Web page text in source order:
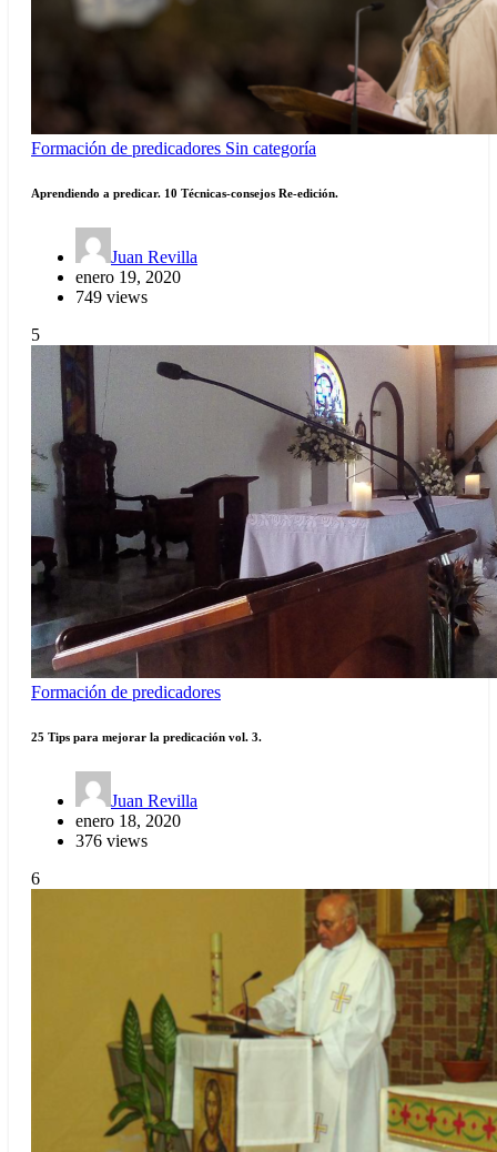
Formación de predicadores Sin categoría
Aprendiendo a predicar. 10 Técnicas-consejos Re-edición.
Juan Revilla
enero 19, 2020
749 views
5
Formación de predicadores
25 Tips para mejorar la predicación vol. 3.
Juan Revilla
enero 18, 2020
376 views
6